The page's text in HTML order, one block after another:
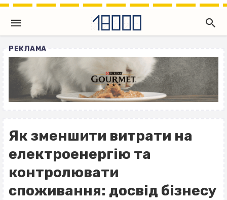
РЕКЛАМА
Як зменшити витрати на
електроенергію та
контролювати
споживання: досвід бізнесу